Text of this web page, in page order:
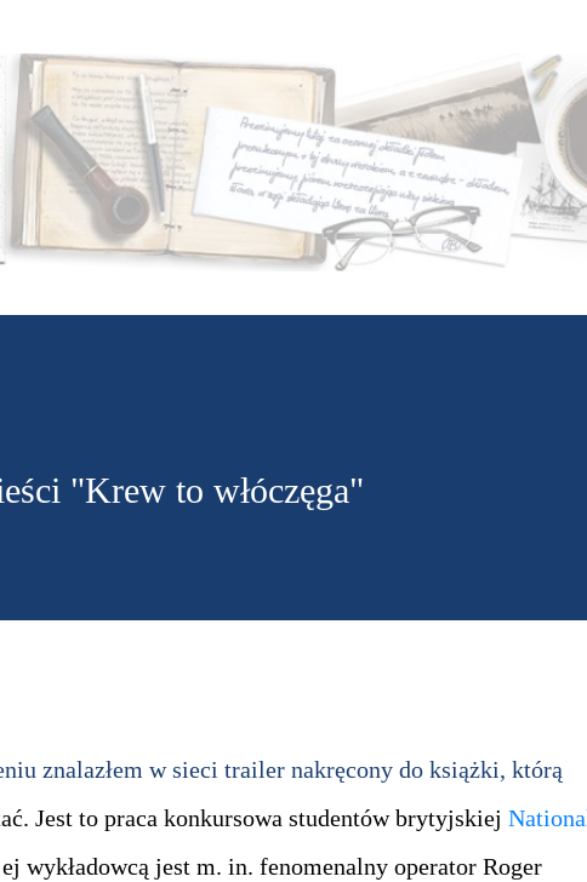
"Krew to włóczęga"
znalazłem w sieci trailer nakręcony do książki, którą
Jest to praca konkursowa studentów brytyjskiej
wykładowcą jest m. in. fenomenalny operator Roger